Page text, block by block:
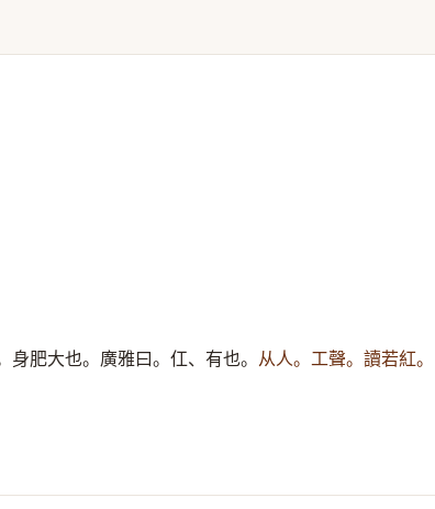
身肥大也。廣雅曰。仜、有也。 从人。工聲。讀若紅。